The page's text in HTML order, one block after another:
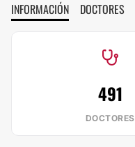
INFORMACIÓN DOCTORES
491
DOCTORES